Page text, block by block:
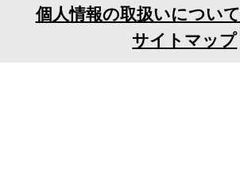
個人情報の取扱いについて
サイトマップ